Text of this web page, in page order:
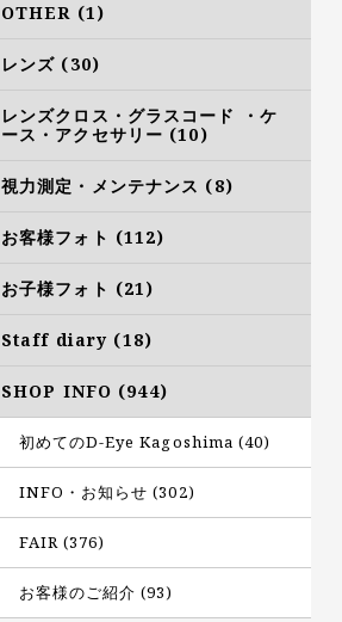
OTHER (1)
レンズ (30)
レンズクロス・グラスコード ・ケ
ース・アクセサリー (10)
視力測定・メンテナンス (8)
お客様フォト (112)
お子様フォト (21)
Staff diary (18)
SHOP INFO (944)
初めてのD-Eye Kagoshima (40)
INFO・お知らせ (302)
FAIR (376)
お客様のご紹介 (93)